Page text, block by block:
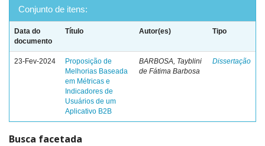
Conjunto de itens:
Data do
documento
Título Autor(es) Tipo
23-Fev-2024
Proposição de
Melhorias Baseada
em Métricas e
Indicadores de
Usuários de um
Aplicativo B2B
BARBOSA, Tayblini
de Fátima Barbosa
Dissertação
Busca facetada